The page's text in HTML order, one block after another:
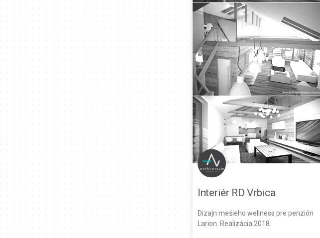
Interiér RD Vrbica
Dizajn mešieho wellness pre penzión
Larion. Realizácia 2018.